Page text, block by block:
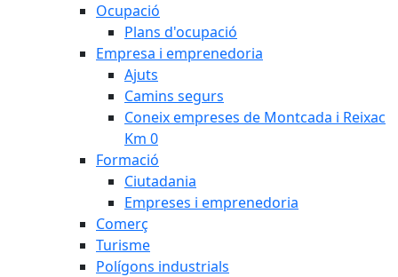
Ocupació
Plans d'ocupació
Empresa i emprenedoria
Ajuts
Camins segurs
Coneix empreses de Montcada i Reixac
Km 0
Formació
Ciutadania
Empreses i emprenedoria
Comerç
Turisme
Polígons industrials